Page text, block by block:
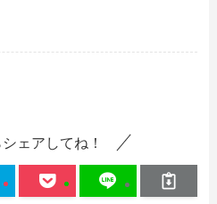
ェアしてね！